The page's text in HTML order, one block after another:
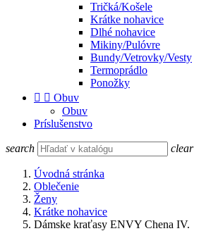
Tričká/Košele
Krátke nohavice
Dlhé nohavice
Mikiny/Pulóvre
Bundy/Vetrovky/Vesty
Termoprádlo
Ponožky
  Obuv
Obuv
Príslušenstvo
search clear
Úvodná stránka
Oblečenie
Ženy
Krátke nohavice
Dámske kraťasy ENVY Chena IV.